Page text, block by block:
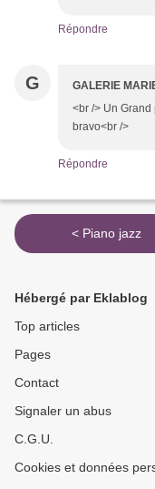
Répondre
G GALERIE
<br /> Un
bravo<br />
Répondre
< Piano jazz
Hébergé par Eklablog
Top articles
Pages
Contact
Signaler un abus
C.G.U.
Cookies et données